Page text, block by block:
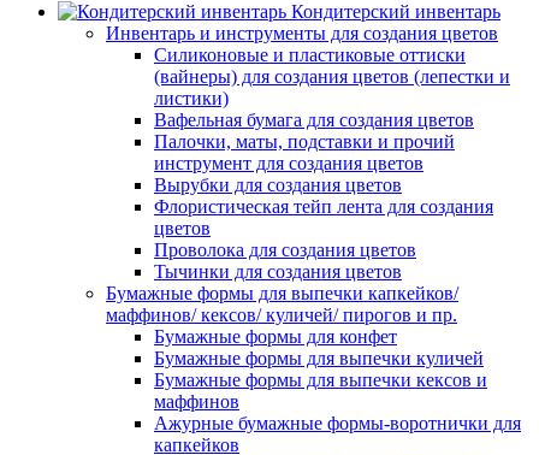
Кондитерский инвентарь
Инвентарь и инструменты для создания цветов
Силиконовые и пластиковые оттиски
(вайнеры) для создания цветов (лепестки и
листики)
Вафельная бумага для создания цветов
Палочки, маты, подставки и прочий
инструмент для создания цветов
Вырубки для создания цветов
Флористическая тейп лента для создания
цветов
Проволока для создания цветов
Тычинки для создания цветов
Бумажные формы для выпечки капкейков/
маффинов/ кексов/ куличей/ пирогов и пр.
Бумажные формы для конфет
Бумажные формы для выпечки куличей
Бумажные формы для выпечки кексов и
маффинов
Ажурные бумажные формы-воротнички для
капкейков